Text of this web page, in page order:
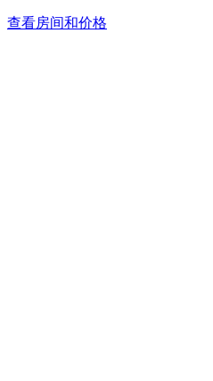
查看房间和价格